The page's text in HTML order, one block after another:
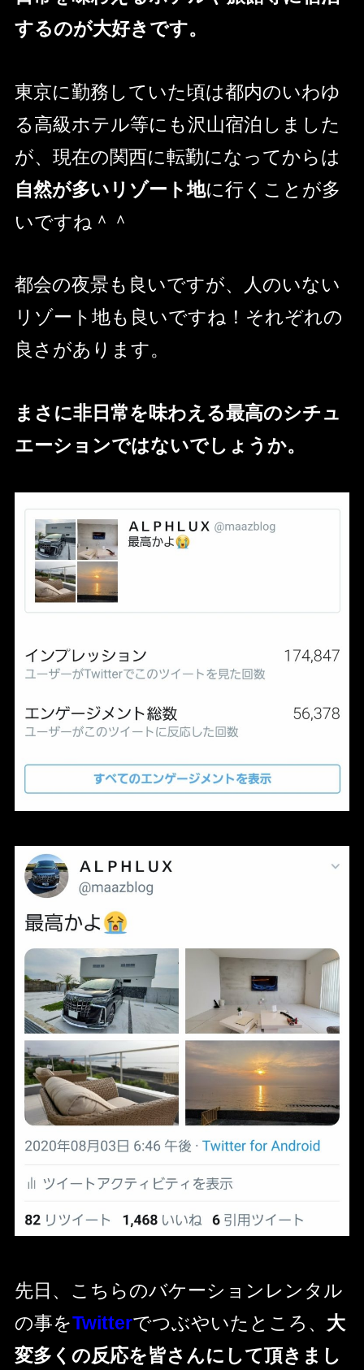
するのが大好きです。
東京に勤務していた頃は都内のいわゆ
る高級ホテル等にも沢山宿泊しました
が、現在の関西に転勤になってからは
自然が多いリゾート地に行くことが多
いですね＾＾
都会の夜景も良いですが、人のいない
リゾート地も良いですね！それぞれの
良さがあります。
まさに非日常を味わえる最高のシチュ
エーションではないでしょうか。
先日、こちらのバケーションレンタル
の事をTwitterでつぶやいたところ、 大
変多くの反応を皆さんにして頂きまし